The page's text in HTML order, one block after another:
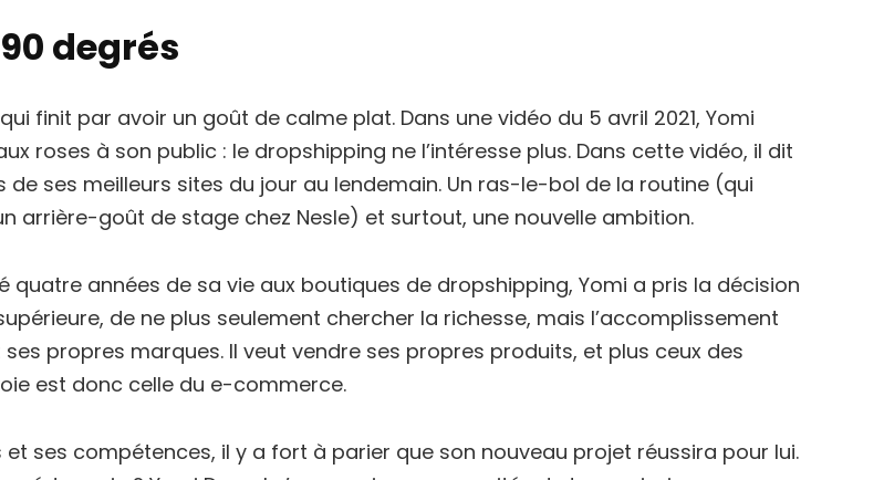
degrés
finit par avoir un goût de calme plat. Dans une vidéo du 5 avril 2021, Yomi
roses à son public : le dropshipping ne l’intéresse plus. Dans cette vidéo, il dit
de ses meilleurs sites du jour au lendemain. Un ras-le-bol de la routine (qui
arrière-goût de stage chez Nesle) et surtout, une nouvelle ambition.
quatre années de sa vie aux boutiques de dropshipping, Yomi a pris la décision
de ne plus seulement chercher la richesse, mais l’accomplissement
propres marques. Il veut vendre ses propres produits, et plus ceux des
est donc celle du e-commerce.
et ses compétences, il y a fort à parier que son nouveau projet réussira pour lui.